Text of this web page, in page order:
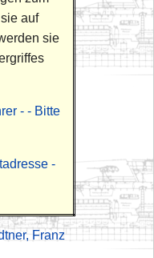
auf
sie
- - Bitte
-
Franz